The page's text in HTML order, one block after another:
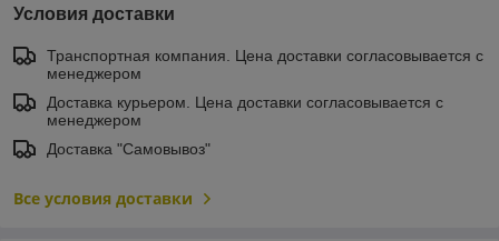
Условия доставки
Транспортная компания. Цена доставки согласовывается с
менеджером
Доставка курьером. Цена доставки согласовывается с
менеджером
Доставка "Самовывоз"
Все условия доставки